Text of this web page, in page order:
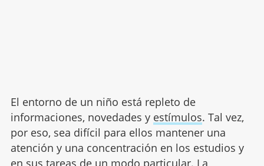
El entorno de un niño está repleto de
informaciones, novedades y estímulos. Tal vez,
por eso, sea difícil para ellos mantener una
atención y una concentración en los estudios y
en sus tareas de un modo particular. La